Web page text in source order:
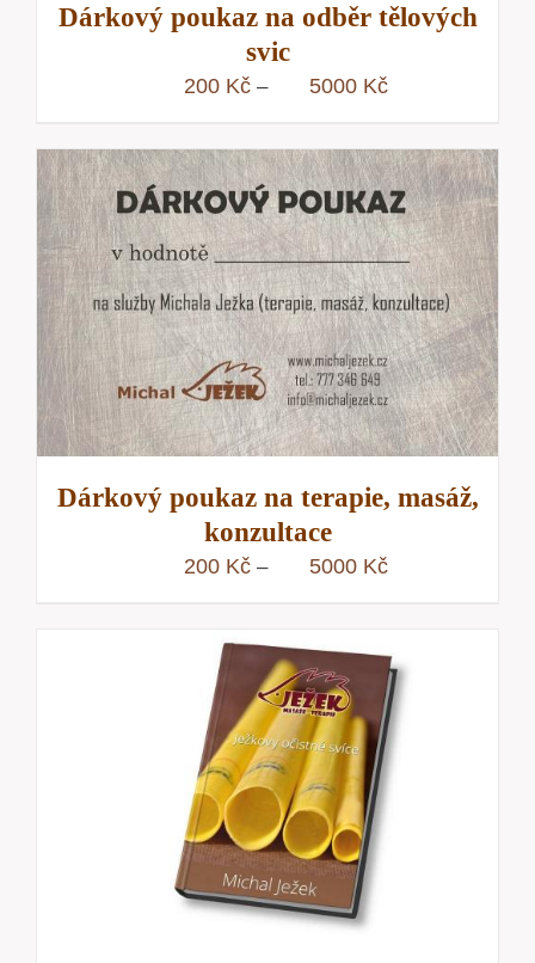
Dárkový poukaz na odběr tělových
svic
200 Kč – 5000 KčRozpětí
200 Kč
až
5000 Kč
Dárkový poukaz na terapie, masáž,
konzultace
200 Kč – 5000 KčRozpětí
až
5000 Kč